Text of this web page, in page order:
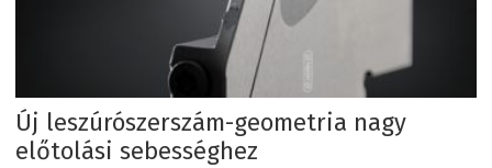
Új leszúrószerszám-geometria nagy
előtolási sebességhez